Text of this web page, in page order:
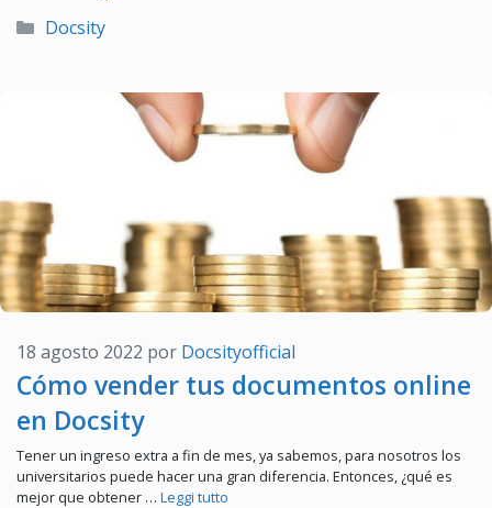
Categorías
Docsity
Cómo vender tus documentos online
en Docsity
18 agosto 2022 por Docsityofficial
Tener un ingreso extra a fin de mes, ya sabemos, para nosotros los
universitarios puede hacer una gran diferencia. Entonces, ¿qué es
mejor que obtener … Leggi tutto